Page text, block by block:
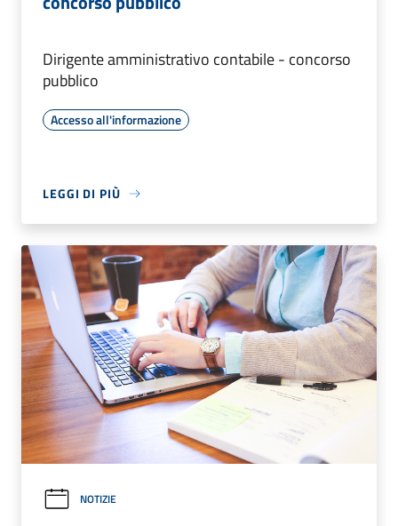
Dirigente amministrativo contabile - concorso
pubblico
Accesso all'informazione
LEGGI DI PIÙ
NOTIZIE